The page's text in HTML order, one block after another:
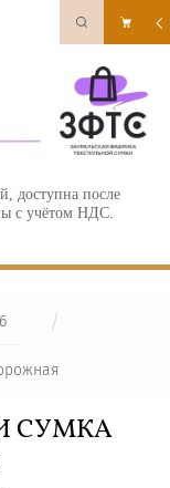
доступна после
с учётом НДС.
/
СУМКА